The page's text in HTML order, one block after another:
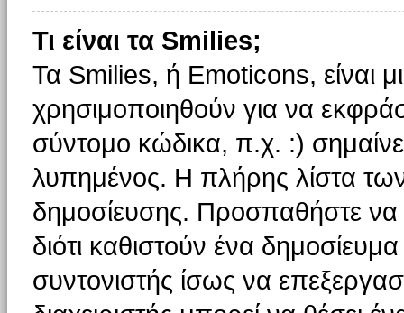
Τι είναι τα Smilies;
Τα Smilies, ή Emoticons, είναι
χρησιμοποιηθούν για να
σύντομο κώδικα, π.χ. :)
λυπημένος. Η πλήρης λίστα των
δημοσίευσης. Προσπαθήστε να
διότι καθιστούν ένα
συντονιστής ίσως να